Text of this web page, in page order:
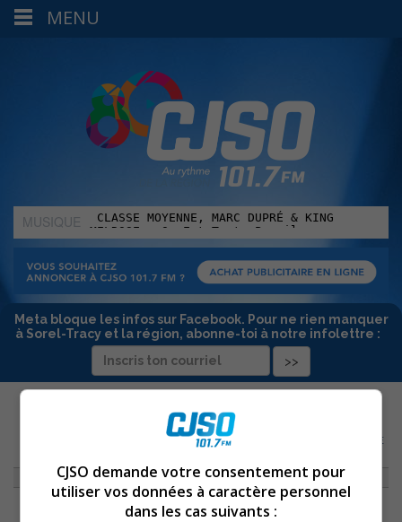
MUSIQUE
:
Meta bloque les infos sur Facebook. Pour ne rien manquer
à Sorel-Tracy et la région, abonne-toi à notre infolettre :
L’ORTHOPÉDAGOGIE COMMUNAUTAIRE S’INVITE
MENU
CJSO demande votre consentement pour
utiliser vos données à caractère personnel
dans les cas suivants :